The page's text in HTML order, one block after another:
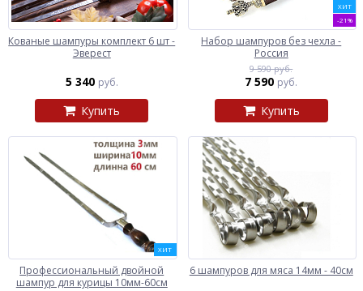
Кованые шампуры комплект 6 шт -
Эверест
5 340 руб.
Купить
ХИТ
-21%
Набор шампуров без чехла -
Россия
9 590 руб.
7 590 руб.
Купить
ХИТ
Профессиональный двойной
шампур для курицы 10мм-60см
6 шампуров для мяса 14мм - 40см